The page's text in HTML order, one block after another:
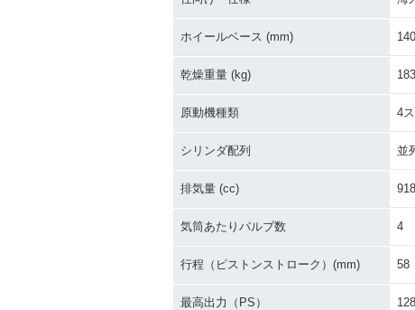
ホイールベース (mm)
乾燥重量 (kg) 183
原動機種類 4
シリンダ配列 並
排気量 (cc) 918
気筒あたりバルブ数 4
行程（ピストンストローク）(mm) 58
最高出力（PS） 128